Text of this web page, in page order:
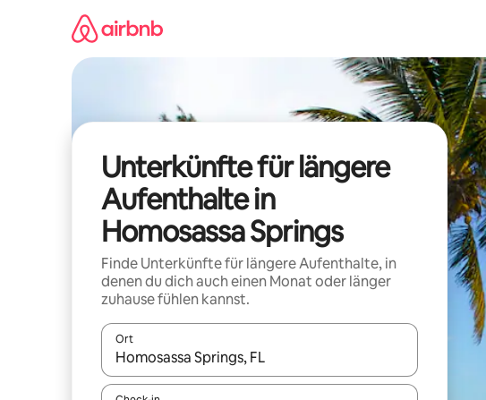
Unterkünfte für längere
Aufenthalte in
Homosassa Springs
Finde Unterkünfte für längere Aufenthalte, in
denen du dich auch einen Monat oder länger
zuhause fühlen kannst.
Ort
Wenn Ergebnisse verfügbar sind, navigiere mit den Pfeiltasten